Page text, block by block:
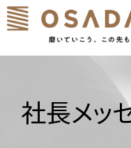
社長メッ